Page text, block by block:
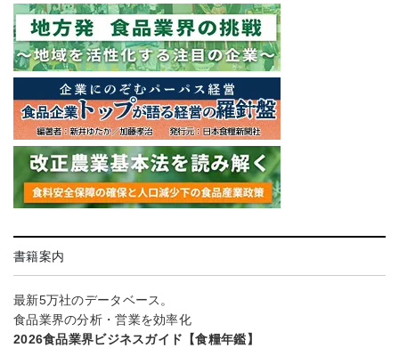
書籍案内
最新5万社のデータベース。
食品業界の分析・営業を効率化
2026食品業界ビジネスガイド【食糧年鑑】